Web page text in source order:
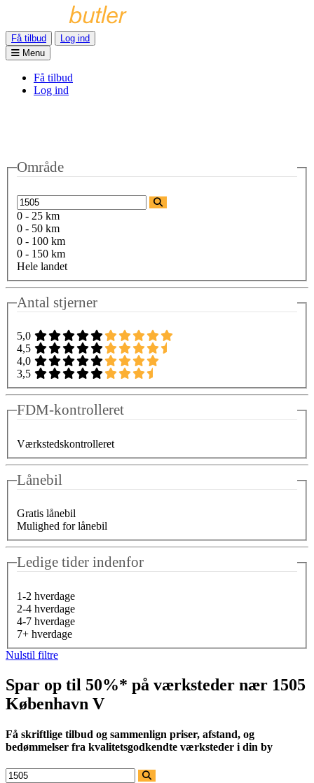
Få tilbud
Log ind
Menu
Få tilbud
Log ind
Område
0 - 25 km
0 - 50 km
0 - 100 km
0 - 150 km
Hele landet
Antal stjerner
5,0
4,5
4,0
3,5
FDM-kontrolleret
Værkstedskontrolleret
Lånebil
Gratis lånebil
Mulighed for lånebil
Ledige tider indenfor
1-2 hverdage
2-4 hverdage
4-7 hverdage
7+ hverdage
Nulstil filtre
Spar op til 50%* på værksteder nær 1505
København V
Få skriftlige tilbud og sammenlign priser, afstand, og
bedømmelser fra kvalitetsgodkendte værksteder i din by